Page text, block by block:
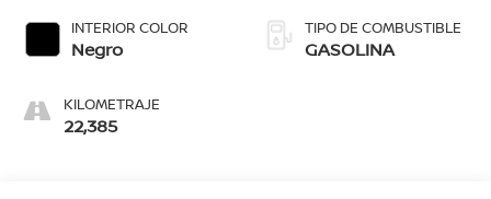
INTERIOR COLOR
Negro
KILOMETRAJE
22,385
TIPO DE COMBUSTIBLE
GASOLINA